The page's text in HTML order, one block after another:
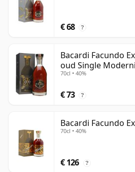
€ 68 ?
Bacardi Facundo
oud Single
70cl • 40%
€ 73 ?
Bacardi Facundo
70cl • 40%
€ 126 ?